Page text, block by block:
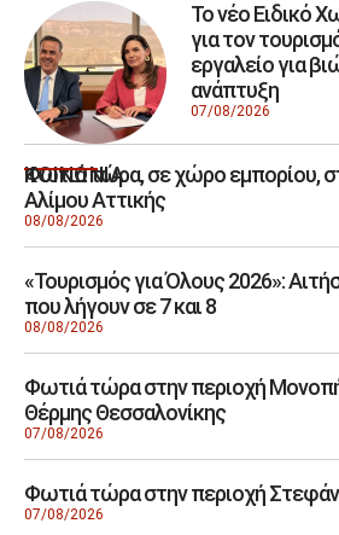
Το νέο Ειδικό
για τον
εργαλείο για
ανάπτυξη
07/08/2026
ΚΟΙΝΩΝΙΑ
Φωτιά τώρα, σε χώρο εμπορίου,
Αλίμου Αττικής
08/08/2026
«Τουρισμός για Όλους 2026»:
που λήγουν σε 7 και 8
08/08/2026
Φωτιά τώρα στην περιοχή
Θέρμης Θεσσαλονίκης
07/08/2026
Φωτιά τώρα στην περιοχή
07/08/2026